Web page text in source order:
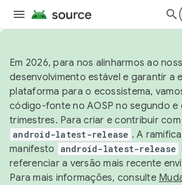
Em 2026, para nos alinharmos ao
desenvolvimento estável e garantir a
plataforma para o ecossistema,
código-fonte no AOSP no segundo e
trimestres. Para criar e contribuir com
android-latest-release . A
manifesto
android-latest-release
referenciar a versão mais recente
Para mais informações, consulte